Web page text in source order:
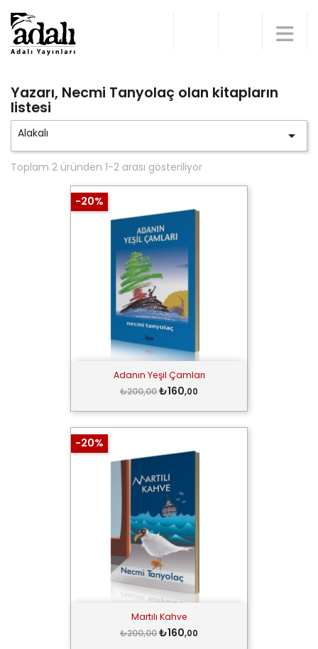
Yazarı, Necmi Tanyolaç olan kitapların
listesi
Alakalı 
Toplam 2 üründen 1-2 arası gösteriliyor
Adanın Yeşil Çamları
₺200,00₺160,00
-20%
Martılı Kahve
₺200,00₺160,00
-20%